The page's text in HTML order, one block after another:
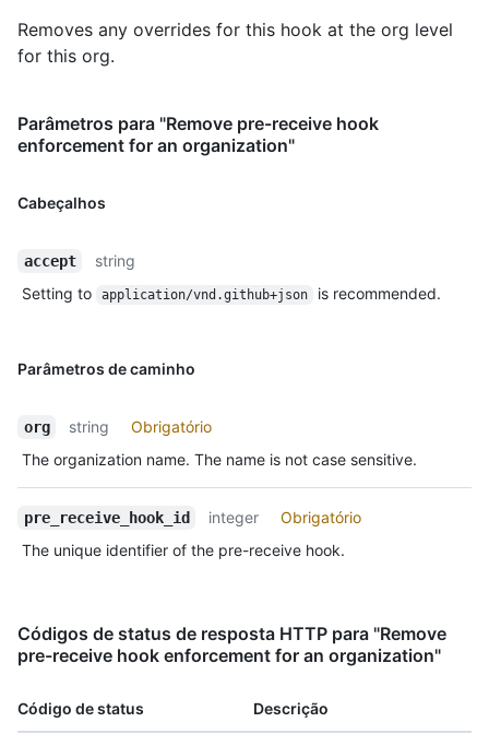
Removes any overrides for this hook at the org level
for this org.
Parâmetros para "Remove pre-receive hook
enforcement for an organization"
Cabeçalhos
accept
string
Setting to
application/vnd.github+json is recommended.
Parâmetros de caminho
org string
Obrigatório
The organization name. The name is not case sensitive.
pre_receive_hook_id integer
Obrigatório
The unique identifier of the pre-receive hook.
Códigos de status de resposta HTTP para "Remove
pre-receive hook enforcement for an organization"
Código de status Descrição